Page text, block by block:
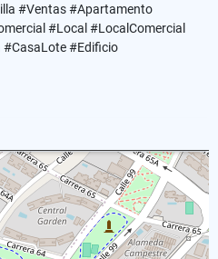
#Ventas #Apartamento
#Local #LocalComercial
#Edificio